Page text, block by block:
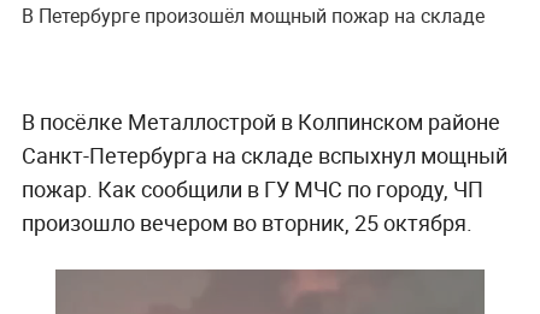
В Петербурге произошёл мощный пожар на складе
В посёлке Металлострой в Колпинском районе
Санкт-Петербурга на складе вспыхнул мощный
пожар. Как сообщили в ГУ МЧС по городу, ЧП
произошло вечером во вторник, 25 октября.